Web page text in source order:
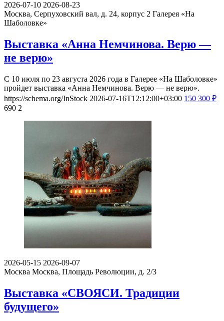
2026-07-10 2026-08-23
Москва, Серпуховский вал, д. 24, корпус 2 Галерея «На
Шаболовке»
Выставка «Анна Немчинова. Верю —
не верю»
С 10 июля по 23 августа 2026 года в Галерее «На Шаболовке»
пройдет выставка «Анна Немчинова. Верю — не верю».
https://schema.org/InStock 2026-07-16T12:12:00+03:00 150 300 ₽
690 2
2026-05-15 2026-09-07
Москва Москва, Площадь Революции, д. 2/3
Выставка «СВОЯСИ. Традиции
будущего»